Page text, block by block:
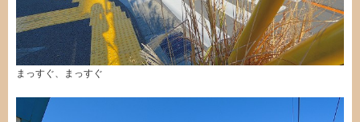
まっすぐ、まっすぐ